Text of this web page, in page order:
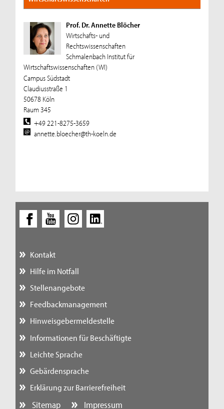
Prof. Dr. Annette Blöcher
Wirtschafts- und
Rechtswissenschaften
Schmalenbach Institut für
Wirtschaftswissenschaften (WI)
Campus Südstadt
Claudiusstraße 1
50678 Köln
Raum 345
+49 221-8275-3659
annette.bloecher@th-koeln.de
Kontakt
Hilfe im Notfall
Stellenangebote
Feedbackmanagement
Hinweisgebermeldestelle
Informationen für Beschäftigte
Leichte Sprache
Gebärdensprache
Erklärung zur Barrierefreiheit
Sitemap Impressum